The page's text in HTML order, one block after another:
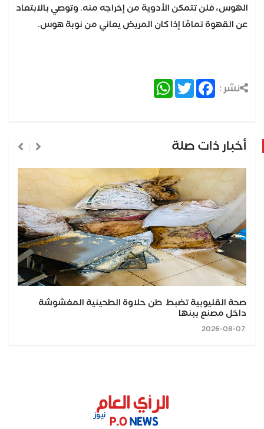
الهوس، فلن تتمكن الأدوية من إخراجه منه. وتوصي بالابتعاد
عن القهوة تمامًا إذا كان المريض يعاني من نوبة هوس.
نشر : Facebook
Twitter
WhatsApp
أخبار ذات صلة
صحة القليوبية تضبط طن حلاوة الطحينية المغشوشة
داخل مصنع ببنها